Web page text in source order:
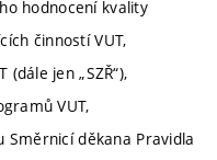
hodnocení kvality
činností VUT,
jen „SZŘ“),
VUT,
děkana Pravidla